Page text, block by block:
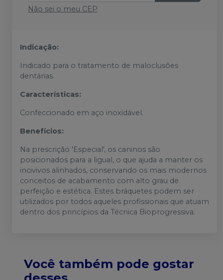
Não sei o meu CEP
Indicação:
Indicado para o tratamento de maloclusões
dentárias.
Características:
Confeccionado em aço inoxidável.
Benefícios:
Na prescrição 'Especial', os caninos são
posicionados para a ligual, o que ajuda a manter os
incivivos alinhados, conservando os mais modernos
conceitos de acabamento com alto grau de
perfeição e estética. Estes bráquetes podem ser
utilizados por todos aqueles profissionais que atuam
dentro dos princípios da Técnica Bioprogressiva.
Você também pode gostar